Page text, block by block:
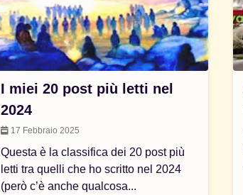
I miei 20 post più letti nel
2024
17 Febbraio 2025
Questa è la classifica dei 20 post più
letti tra quelli che ho scritto nel 2024
(però c’è anche qualcosa...